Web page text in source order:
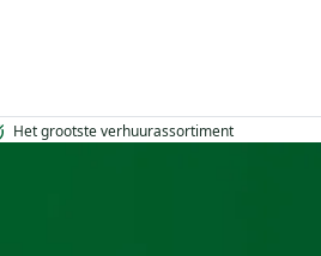
Het grootste verhuurassortiment